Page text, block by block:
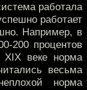
работала
работает
Например, в
200 процентов
веке норма
весьма
норма